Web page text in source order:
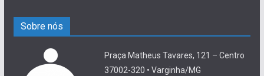
Sobre nós
Praça Matheus Tavares, 121 – Centro
37002-320 • Varginha/MG